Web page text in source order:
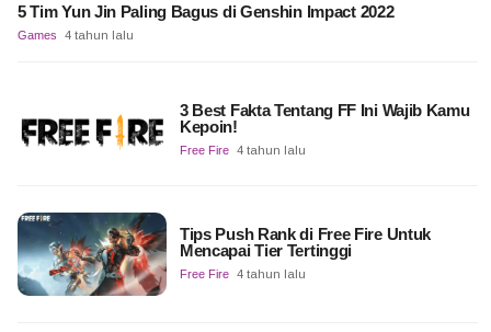
5 Tim Yun Jin Paling Bagus di Genshin Impact 2022
Games 4 tahun lalu
3 Best Fakta Tentang FF Ini Wajib Kamu
Kepoin!
Free Fire 4 tahun lalu
Tips Push Rank di Free Fire Untuk
Mencapai Tier Tertinggi
Free Fire 4 tahun lalu